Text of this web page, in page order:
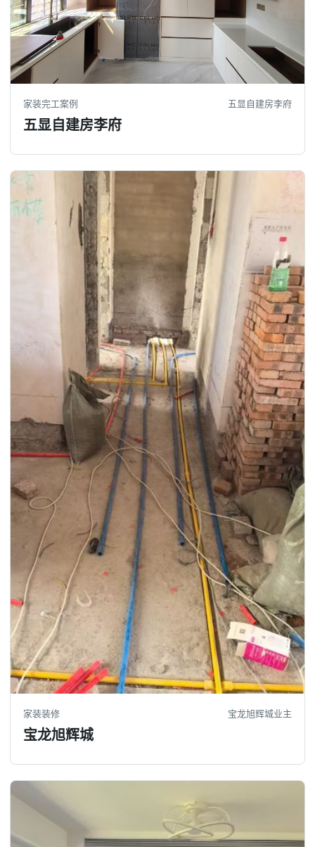
家装完工案例 五显自建房李府
五显自建房李府
家装装修 宝龙旭辉城业主
宝龙旭辉城